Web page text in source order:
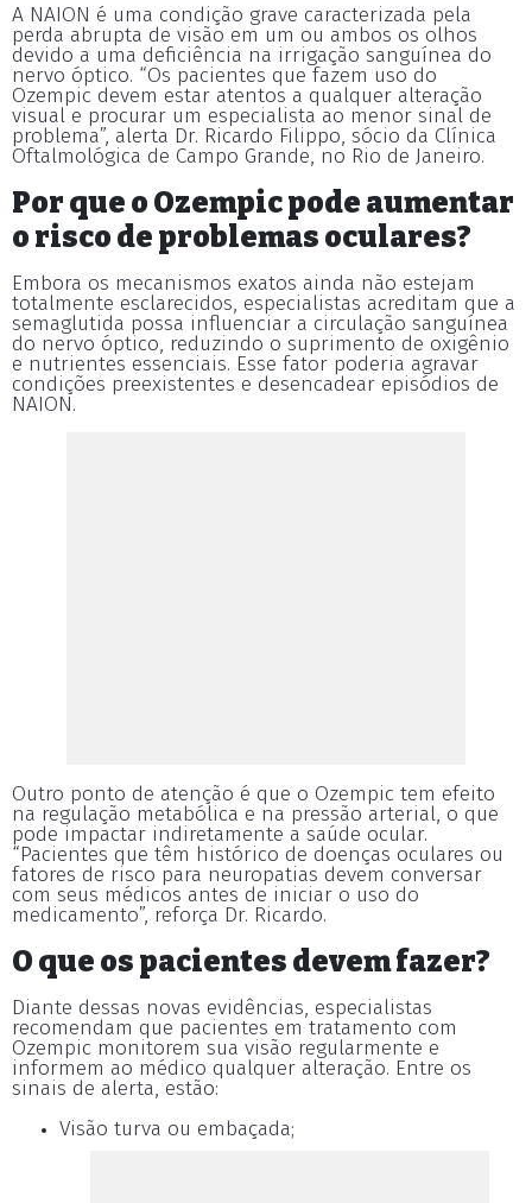
A NAION é uma condição grave caracterizada pela
perda abrupta de visão em um ou ambos os olhos
devido a uma deficiência na irrigação sanguínea do
nervo óptico. “Os pacientes que fazem uso do
Ozempic devem estar atentos a qualquer alteração
visual e procurar um especialista ao menor sinal de
problema”, alerta Dr. Ricardo Filippo, sócio da Clínica
Oftalmológica de Campo Grande, no Rio de Janeiro.
Por que o Ozempic pode aumentar
o risco de problemas oculares?
Embora os mecanismos exatos ainda não estejam
totalmente esclarecidos, especialistas acreditam que a
semaglutida possa influenciar a circulação sanguínea
do nervo óptico, reduzindo o suprimento de oxigênio
e nutrientes essenciais. Esse fator poderia agravar
condições preexistentes e desencadear episódios de
NAION.
Outro ponto de atenção é que o Ozempic tem efeito
na regulação metabólica e na pressão arterial, o que
pode impactar indiretamente a saúde ocular.
“Pacientes que têm histórico de doenças oculares ou
fatores de risco para neuropatias devem conversar
com seus médicos antes de iniciar o uso do
medicamento”, reforça Dr. Ricardo.
O que os pacientes devem fazer?
Diante dessas novas evidências, especialistas
recomendam que pacientes em tratamento com
Ozempic monitorem sua visão regularmente e
informem ao médico qualquer alteração. Entre os
sinais de alerta, estão:
Visão turva ou embaçada;